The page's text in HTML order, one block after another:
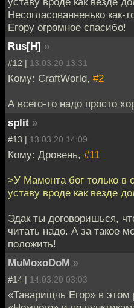
Несогласованненько как-
Егору огромное спасибо!
Rus[H] »
#12 | 13.03.20 13:31
Кому: CraftWorld, #2
А всего-то надо просто
split »
#13 | 13.03.20 14:09
Кому: Дровень, #11
>У Мамонта бог только в
уставу вроде как везде
Эдак ты договоришься,
читать надо. А за такое
положить!
MuMoxoDoM »
#14 | 14.03.20 03:03
«Таварищчь Егор» в этом